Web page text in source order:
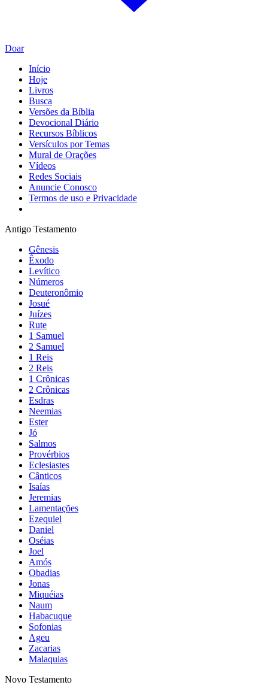
Doar
Início
Hoje
Livros
Busca
Versões da Bíblia
Devocional Diário
Recursos Bíblicos
Versículos por Temas
Mural de Orações
Vídeos
Redes Sociais
Anuncie Conosco
Termos de uso e Privacidade
Antigo Testamento
Gênesis
Êxodo
Levítico
Números
Deuteronômio
Josué
Juízes
Rute
1 Samuel
2 Samuel
1 Reis
2 Reis
1 Crônicas
2 Crônicas
Esdras
Neemias
Ester
Jó
Salmos
Provérbios
Eclesiastes
Cânticos
Isaías
Jeremias
Lamentações
Ezequiel
Daniel
Oséias
Joel
Amós
Obadias
Jonas
Miquéias
Naum
Habacuque
Sofonias
Ageu
Zacarias
Malaquias
Novo Testamento